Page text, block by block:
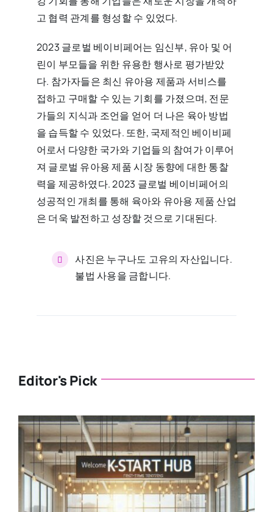
고 협력 관계를 형성할 수 있었다.
2023 글로벌 베이비페어는 임신부, 유아 및 어
린이 부모들을 위한 유용한 행사로 평가받았
다. 참가자들은 최신 유아용 제품과 서비스를
접하고 구매할 수 있는 기회를 가졌으며, 전문
가들의 지식과 조언을 얻어 더 나은 육아 방법
을 습득할 수 있었다. 또한, 국제적인 베이비페
어로서 다양한 국가와 기업들의 참여가 이루어
져 글로벌 유아용 제품 시장 동향에 대한 통찰
력을 제공하였다. 2023 글로벌 베이비페어의
성공적인 개최를 통해 육아와 유아용 제품 산업
은 더욱 발전하고 성장할 것으로 기대된다.
사진은 누구나도 고유의 자산입니다.
불법 사용을 금합니다.
Editor's Pick